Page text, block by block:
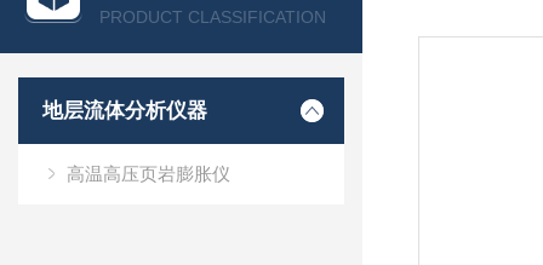
PRODUCT CLASSIFICATION
地层流体分析仪器
高温高压页岩膨胀仪